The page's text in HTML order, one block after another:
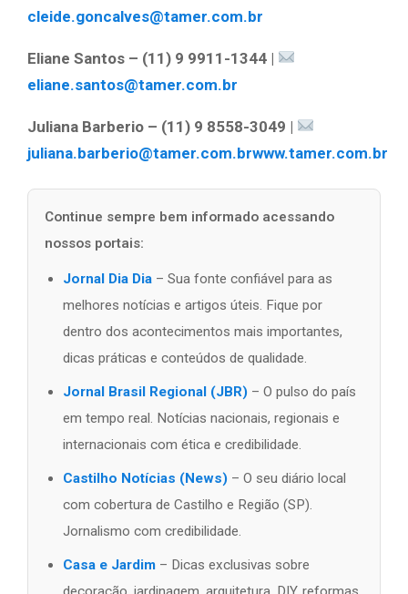
cleide.goncalves@tamer.com.br
Eliane Santos – (11) 9 9911-1344 |
eliane.santos@tamer.com.br
Juliana Barberio – (11) 9 8558-3049 |
juliana.barberio@tamer.com.brwww.tamer.com.br
Continue sempre bem informado acessando
nossos portais:
Jornal Dia Dia – Sua fonte confiável para as
melhores notícias e artigos úteis. Fique por
dentro dos acontecimentos mais importantes,
dicas práticas e conteúdos de qualidade.
Jornal Brasil Regional (JBR) – O pulso do país
em tempo real. Notícias nacionais, regionais e
internacionais com ética e credibilidade.
Castilho Notícias (News) – O seu diário local
com cobertura de Castilho e Região (SP).
Jornalismo com credibilidade.
Casa e Jardim – Dicas exclusivas sobre